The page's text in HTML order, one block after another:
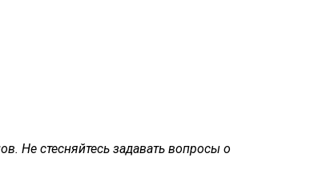
Не стесняйтесь задавать вопросы о